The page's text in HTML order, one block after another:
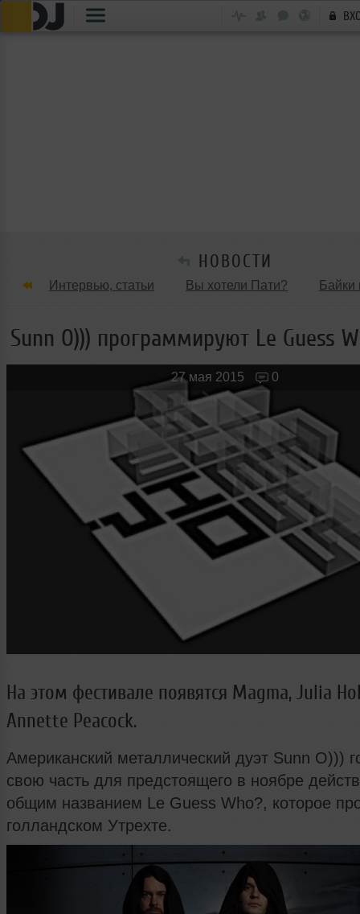
НОВОСТИ
Интервью, статьи Вы хотели Пати? Байки
Танцевальные стили Обзоры Вечеринок и
Новые лица Мужчина & Женщина
Sunn O))) программируют Le Guess
27 мая 2015 0
На этом фестивале появятся Magma, Julia
Annette Peacock.
Американский металлический дуэт Sunn O)))
свою часть для предстоящего в ноябре
общим названием Le Guess Who?, которое
голландском Утрехте.